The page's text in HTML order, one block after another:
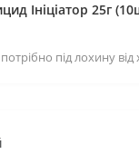
Ініціатор 25г
під лохину